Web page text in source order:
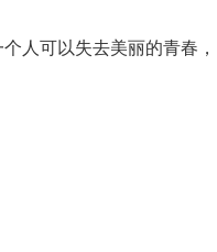
人可以失去美丽的青春，